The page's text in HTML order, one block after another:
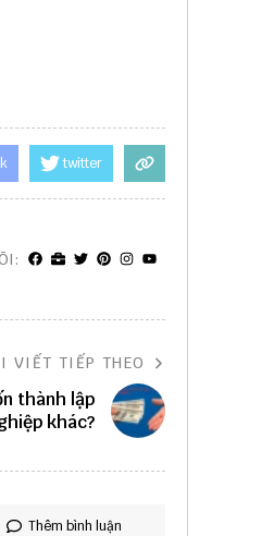
twitter
VIẾT TIẾP THEO
thành lập
khác?
Thêm bình luận